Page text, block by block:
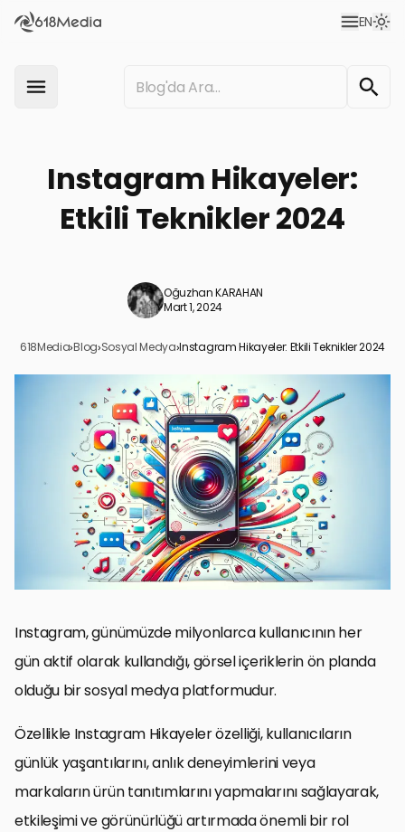
EN
Instagram Hikayeler:
Etkili Teknikler 2024
Oğuzhan KARAHAN
Mart 1, 2024
618Media›Blog›Sosyal Medya›Instagram Hikayeler: Etkili Teknikler 2024
Anlatımın Gücü: Hikayelerle Bağ Kurmak
Visüel İçeriklerin Gücünden Yararlanma
Interaktif Özellikleri Kullanarak Etkileşimi Artırma
Etkili Metin Yazımı ile Mesajınızı Güçlendirin
Zamanlama ve Sıklığın Önemi
Takipçi Geri Bildirimlerini Entegre Etme
Yenilikçi Yaklaşımlar ve Trendler
Instagram Hikayeler ile Etkileşimi Maksimize Etme
Instagram Hikayeleri: Sıkça Sorulan Sorular
Instagram, günümüzde milyonlarca kullanıcının her
gün aktif olarak kullandığı, görsel içeriklerin ön planda
olduğu bir sosyal medya platformudur.
Özellikle Instagram Hikayeler özelliği, kullanıcıların
günlük yaşantılarını, anlık deneyimlerini veya
markaların ürün tanıtımlarını yapmalarını sağlayarak,
etkileşimi ve görünürlüğü artırmada önemli bir rol